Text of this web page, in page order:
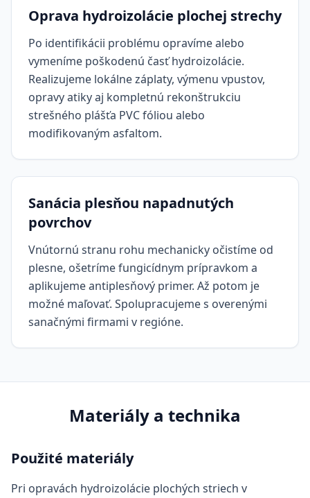
Oprava hydroizolácie plochej strechy
Po identifikácii problému opravíme alebo
vymeníme poškodenú časť hydroizolácie.
Realizujeme lokálne záplaty, výmenu vpustov,
opravy atiky aj kompletnú rekonštrukciu
strešného plášťa PVC fóliou alebo
modifikovaným asfaltom.
Sanácia plesňou napadnutých
povrchov
Vnútornú stranu rohu mechanicky očistíme od
plesne, ošetríme fungicídnym prípravkom a
aplikujeme antiplesňový primer. Až potom je
možné maľovať. Spolupracujeme s overenými
sanačnými firmami v regióne.
Materiály a technika
Použité materiály
Pri opravách hydroizolácie plochých striech v